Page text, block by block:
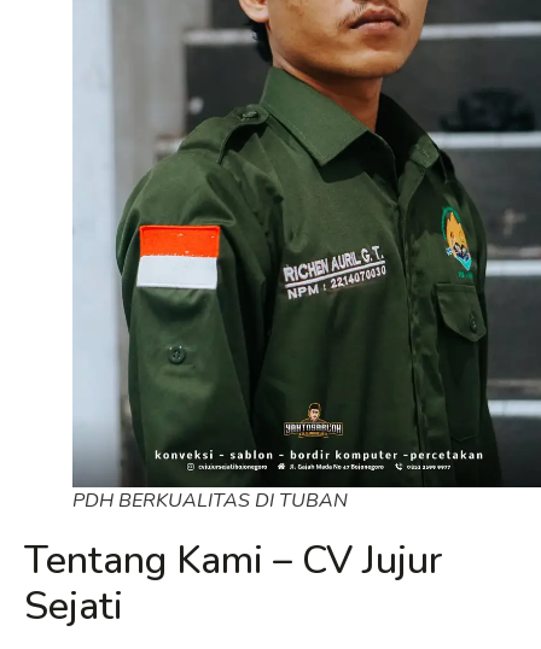
PDH BERKUALITAS DI TUBAN
Tentang Kami – CV Jujur
Sejati